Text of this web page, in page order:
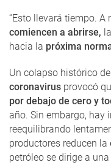
“Esto llevará tiempo. A
comiencen a abrirse,
hacia la próxima
Un colapso histórico
coronavirus provocó
por debajo de cero y
año. Sin embargo, hay
reequilibrando
productores reducen la
petróleo se dirige a